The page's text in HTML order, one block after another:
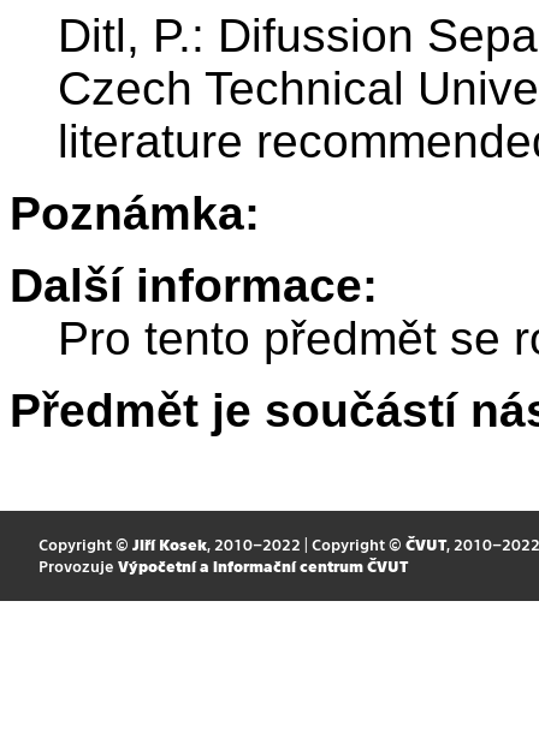
Ditl, P.: Difussion
Czech Technical
literature
Poznámka:
Další informace:
Pro tento předmět se
Předmět je součástí
Copyright © Jiří Kosek, 2010–2022 | Copyright © ČVUT, 2010–2022
Provozuje Výpočetní a informační centrum ČVUT